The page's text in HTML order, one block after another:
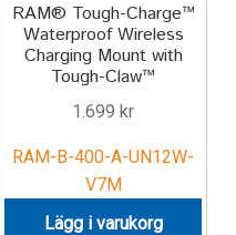
RAM® Tough-Charge™
Waterproof Wireless
Charging Mount with
Tough-Claw™
1.699 kr
RAM-B-400-A-UN12W-
V7M
Lägg i varukorg